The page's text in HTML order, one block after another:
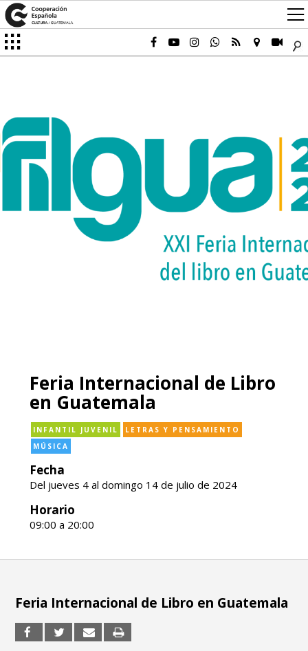
Feria Internacional de Libro
en Guatemala
INFANTIL JUVENIL
LETRAS Y PENSAMIENTO
MÚSICA
Fecha
Del jueves 4 al domingo 14 de julio de 2024
Horario
09:00 a 20:00
Feria Internacional de Libro en Guatemala